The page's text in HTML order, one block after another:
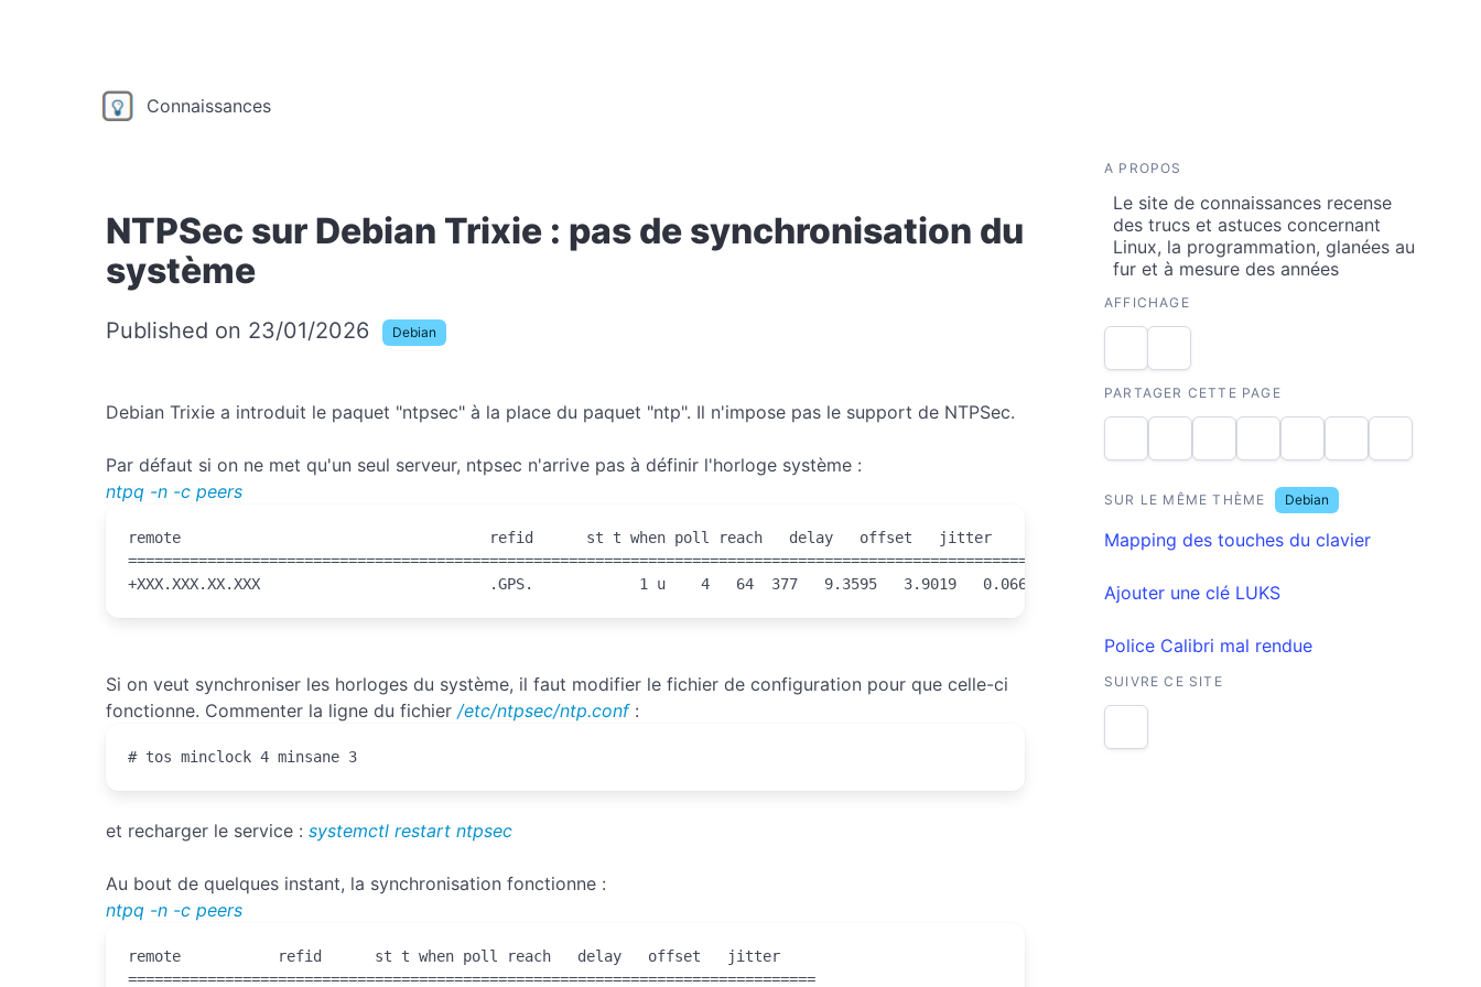
Connaissances
NTPSec sur Debian Trixie : pas de synchronisation du
système
Published on 23/01/2026 Debian
Debian Trixie a introduit le paquet "ntpsec" à la place du paquet "ntp". Il n'impose pas le support de NTPSec.
Par défaut si on ne met qu'un seul serveur, ntpsec n'arrive pas à définir l'horloge système :
ntpq -n -c peers
remote                                   refid      st t when poll reach   delay   offset   jitter
=======================================================================================================
+XXX.XXX.XX.XXX                          .GPS.            1 u    4   64  377   9.3595   3.9019   0.0666
Si on veut synchroniser les horloges du système, il faut modifier le fichier de configuration pour que celle-ci
fonctionne. Commenter la ligne du fichier /etc/ntpsec/ntp.conf:
# tos minclock 4 minsane 3
et recharger le service : systemctl restart ntpsec
Au bout de quelques instant, la synchronisation fonctionne :
ntpq -n -c peers
remote           refid      st t when poll reach   delay   offset   jitter
==============================================================================
A PROPOS
Le site de connaissances recense
des trucs et astuces concernant
Linux, la programmation, glanées au
fur et à mesure des années
AFFICHAGE
PARTAGER CETTE PAGE
SUR LE MÊME THÈME Debian
Mapping des touches du clavier
Ajouter une clé LUKS
Police Calibri mal rendue
SUIVRE CE SITE